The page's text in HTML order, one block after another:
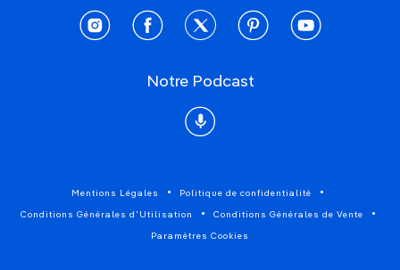
instagramfacebooktwitter pinterestyoutube
Notre Podcast
Podcast
Mentions Légales Politique de confidentialité
Conditions Générales d'Utilisation Conditions Générales de Vente
Paramètres Cookies